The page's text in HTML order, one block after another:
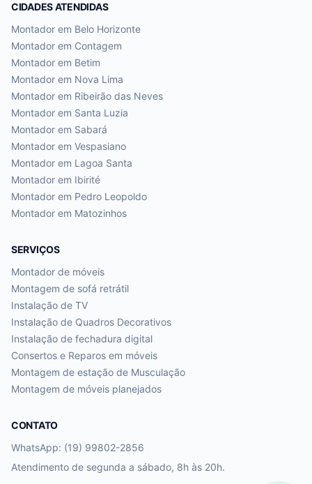
CIDADES ATENDIDAS
Montador em Belo Horizonte
Montador em Contagem
Montador em Betim
Montador em Nova Lima
Montador em Ribeirão das Neves
Montador em Santa Luzia
Montador em Sabará
Montador em Vespasiano
Montador em Lagoa Santa
Montador em Ibirité
Montador em Pedro Leopoldo
Montador em Matozinhos
SERVIÇOS
Montador de móveis
Montagem de sofá retrátil
Instalação de TV
Instalação de Quadros Decorativos
Instalação de fechadura digital
Consertos e Reparos em móveis
Montagem de estação de Musculação
Montagem de móveis planejados
CONTATO
WhatsApp: (19) 99802-2856
Atendimento de segunda a sábado, 8h às 20h.